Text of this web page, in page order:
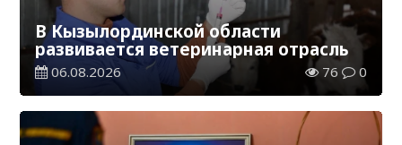
В Кызылординской области
развивается ветеринарная отрасль
06.08.2026 76 0